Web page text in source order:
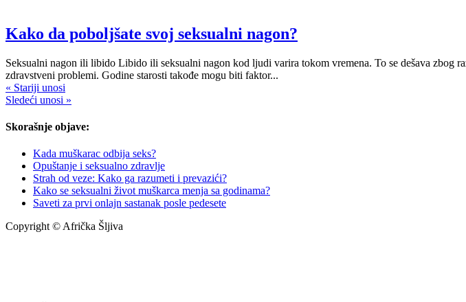
Kako da poboljšate svoj seksualni nagon?
Seksualni nagon ili libido Libido ili seksualni nagon kod ljudi varira tokom vremena. To se dešava zbog
zdravstveni problemi. Godine starosti takođe mogu biti faktor...
« Stariji unosi
Sledeći unosi »
Skorašnje objave:
Kada muškarac odbija seks?
Opuštanje i seksualno zdravlje
Strah od veze: Kako ga razumeti i prevazići?
Kako se seksualni život muškarca menja sa godinama?
Saveti za prvi onlajn sastanak posle pedesete
Copyright © Afrička Šljiva